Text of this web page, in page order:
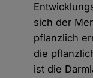
sich der
pflanzlich
die
ist die